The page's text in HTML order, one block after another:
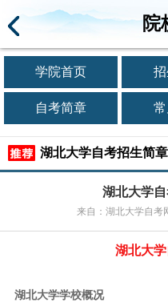
院
学院首页
自考简章
湖北大学自考招生简章
湖北大学
来自：湖北大学自
湖北大
湖北大学学校概况